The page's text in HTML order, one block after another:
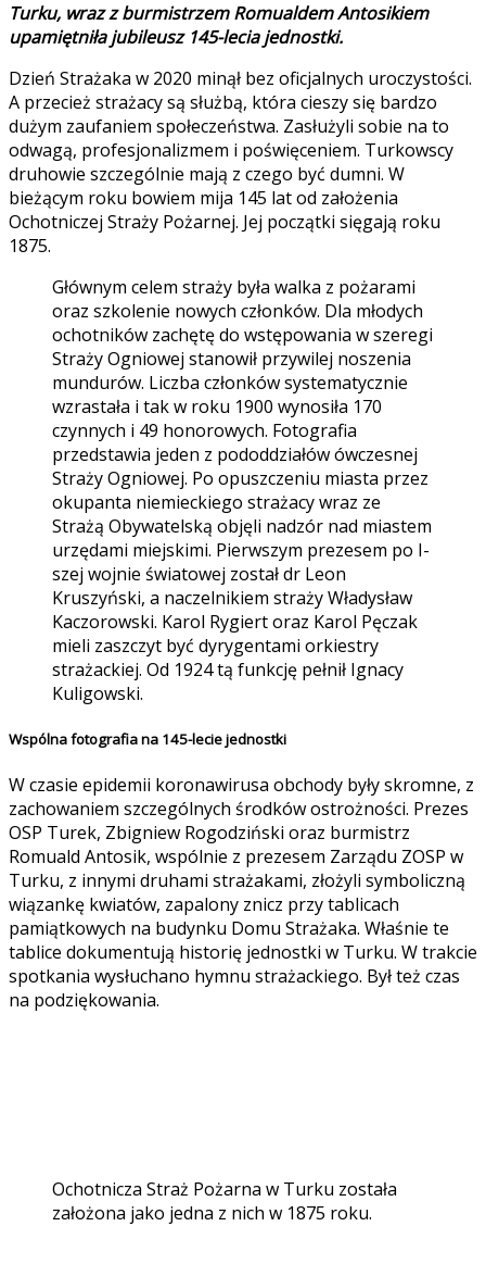
Turku, wraz z burmistrzem Romualdem Antosikiem
upamiętniła jubileusz 145-lecia jednostki.
Dzień Strażaka w 2020 minął bez oficjalnych uroczystości.
A przecież strażacy są służbą, która cieszy się bardzo
dużym zaufaniem społeczeństwa. Zasłużyli sobie na to
odwagą, profesjonalizmem i poświęceniem. Turkowscy
druhowie szczególnie mają z czego być dumni. W
bieżącym roku bowiem mija 145 lat od założenia
Ochotniczej Straży Pożarnej. Jej początki sięgają roku
1875.
Głównym celem straży była walka z pożarami
oraz szkolenie nowych członków. Dla młodych
ochotników zachętę do wstępowania w szeregi
Straży Ogniowej stanowił przywilej noszenia
mundurów. Liczba członków systematycznie
wzrastała i tak w roku 1900 wynosiła 170
czynnych i 49 honorowych. Fotografia
przedstawia jeden z pododdziałów ówczesnej
Straży Ogniowej. Po opuszczeniu miasta przez
okupanta niemieckiego strażacy wraz ze
Strażą Obywatelską objęli nadzór nad miastem
urzędami miejskimi. Pierwszym prezesem po I-
szej wojnie światowej został dr Leon
Kruszyński, a naczelnikiem straży Władysław
Kaczorowski. Karol Rygiert oraz Karol Pęczak
mieli zaszczyt być dyrygentami orkiestry
strażackiej. Od 1924 tą funkcję pełnił Ignacy
Kuligowski.
Wspólna fotografia na 145-lecie jednostki
W czasie epidemii koronawirusa obchody były skromne, z
zachowaniem szczególnych środków ostrożności. Prezes
OSP Turek, Zbigniew Rogodziński oraz burmistrz
Romuald Antosik, wspólnie z prezesem Zarządu ZOSP w
Turku, z innymi druhami strażakami, złożyli symboliczną
wiązankę kwiatów, zapalony znicz przy tablicach
pamiątkowych na budynku Domu Strażaka. Właśnie te
tablice dokumentują historię jednostki w Turku. W trakcie
spotkania wysłuchano hymnu strażackiego. Był też czas
na podziękowania.
Ochotnicza Straż Pożarna w Turku została
założona jako jedna z nich w 1875 roku.